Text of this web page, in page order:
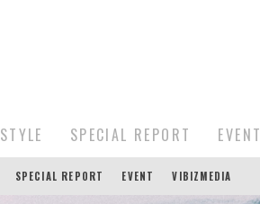
STYLE SPECIAL REPORT EVENT
SPECIAL REPORT EVENT VIBIZMEDIA